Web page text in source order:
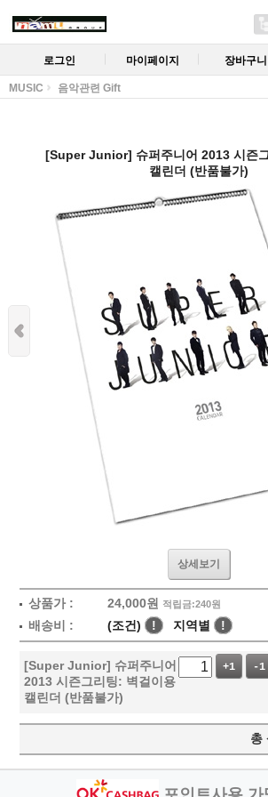
로그인 마이페이지 장바구니
MUSIC 음악관련 Gift
[Super Junior] 슈퍼주니어 2013 시즌
캘린더 (반품불가)
상세보기
상품가 : 24,000원 적립금:240원
배송비 : (조건) ! 지역별 !
[Super Junior] 슈퍼주니어
2013 시즌그리팅: 벽걸이용
캘린더 (반품불가)
+1 -1
총